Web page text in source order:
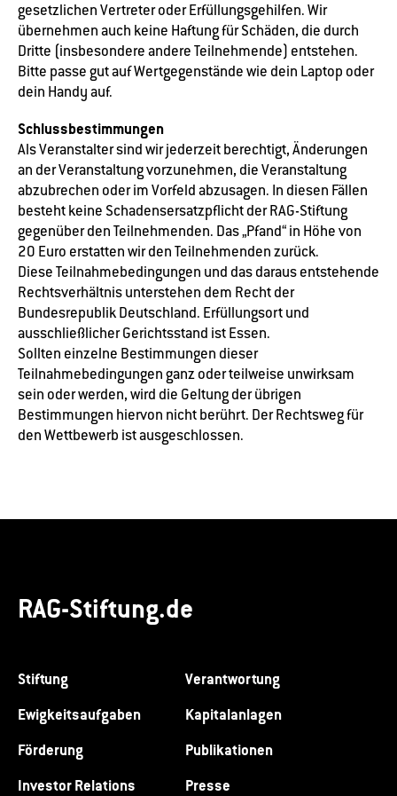
gesetzlichen Vertreter oder Erfüllungsgehilfen. Wir
übernehmen auch keine Haftung für Schäden, die durch
Dritte (insbesondere andere Teilnehmende) entstehen.
Bitte passe gut auf Wertgegenstände wie dein Laptop oder
dein Handy auf.
Schlussbestimmungen
Als Veranstalter sind wir jederzeit berechtigt, Änderungen
an der Veranstaltung vorzunehmen, die Veranstaltung
abzubrechen oder im Vorfeld abzusagen. In diesen Fällen
besteht keine Schadensersatzpflicht der RAG-Stiftung
gegenüber den Teilnehmenden. Das „Pfand“ in Höhe von
20 Euro erstatten wir den Teilnehmenden zurück.
Diese Teilnahmebedingungen und das daraus entstehende
Rechtsverhältnis unterstehen dem Recht der
Bundesrepublik Deutschland. Erfüllungsort und
ausschließlicher Gerichtsstand ist Essen.
Sollten einzelne Bestimmungen dieser
Teilnahmebedingungen ganz oder teilweise unwirksam
sein oder werden, wird die Geltung der übrigen
Bestimmungen hiervon nicht berührt. Der Rechtsweg für
den Wettbewerb ist ausgeschlossen.
RAG-Stiftung.de
Stiftung
Verantwortung
Ewigkeitsaufgaben
Kapitalanlagen
Förderung
Publikationen
Investor Relations
Presse